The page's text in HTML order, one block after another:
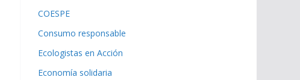
COESPE
Consumo responsable
Ecologistas en Acción
Economía solidaria